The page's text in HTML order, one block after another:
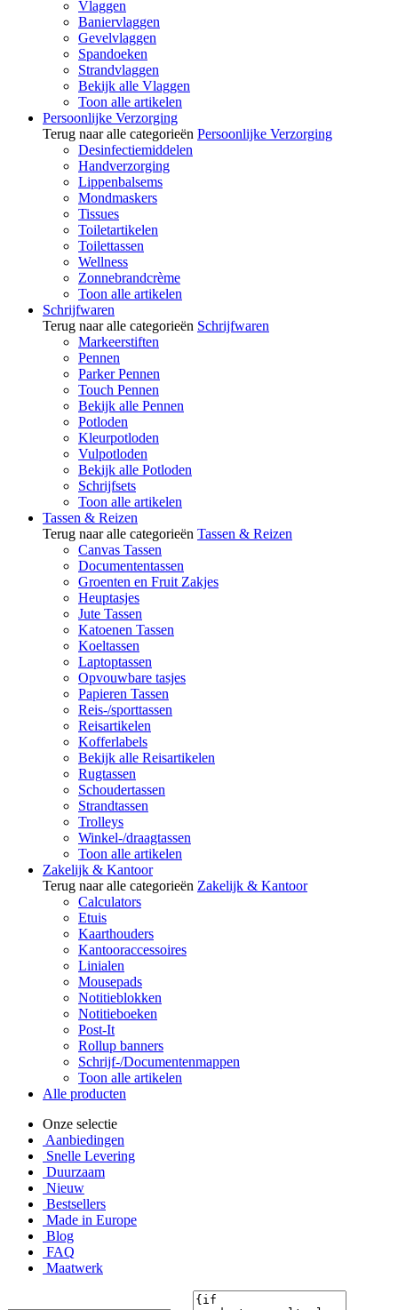
Vlaggen
Baniervlaggen
Gevelvlaggen
Spandoeken
Strandvlaggen
Bekijk alle Vlaggen
Toon alle artikelen
Persoonlijke Verzorging
Terug naar alle categorieën Persoonlijke Verzorging
Desinfectiemiddelen
Handverzorging
Lippenbalsems
Mondmaskers
Tissues
Toiletartikelen
Toilettassen
Wellness
Zonnebrandcrème
Toon alle artikelen
Schrijfwaren
Terug naar alle categorieën Schrijfwaren
Markeerstiften
Pennen
Parker Pennen
Touch Pennen
Bekijk alle Pennen
Potloden
Kleurpotloden
Vulpotloden
Bekijk alle Potloden
Schrijfsets
Toon alle artikelen
Tassen & Reizen
Terug naar alle categorieën Tassen & Reizen
Canvas Tassen
Documententassen
Groenten en Fruit Zakjes
Heuptasjes
Jute Tassen
Katoenen Tassen
Koeltassen
Laptoptassen
Opvouwbare tasjes
Papieren Tassen
Reis-/sporttassen
Reisartikelen
Kofferlabels
Bekijk alle Reisartikelen
Rugtassen
Schoudertassen
Strandtassen
Trolleys
Winkel-/draagtassen
Toon alle artikelen
Zakelijk & Kantoor
Terug naar alle categorieën Zakelijk & Kantoor
Calculators
Etuis
Kaarthouders
Kantooraccessoires
Linialen
Mousepads
Notitieblokken
Notitieboeken
Post-It
Rollup banners
Schrijf-/Documentenmappen
Toon alle artikelen
Alle producten
Onze selectie
Aanbiedingen
Snelle Levering
Duurzaam
Nieuw
Bestsellers
Made in Europe
Blog
FAQ
Maatwerk